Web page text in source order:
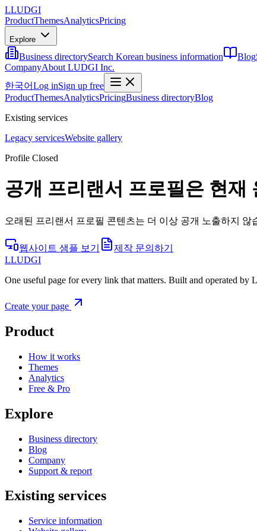
LLUDGI
ProductThemesAnalyticsPricing
Explore
Business directorySearch Korean business information Blog
CompanyAbout LUDGI Inc.
한국어Log inSign up free
ProductThemesAnalyticsPricingBusiness directoryBlog
Existing services
Legacy servicesWebsite gallery
Profile Closed
공개 프리랜서 프로필은 현재
오래된 프리랜서 프로필 콘텐츠는 더 이상 공개 노출하지
웹사이트 샘플 보기
제작 문의하기
LLUDGI
One useful page for every link that matters. Built and operated by
Create your page
Product
How it works
Themes
Analytics
Free & Pro
Explore
Business directory
Blog
Company
Support & report
Existing services
Service information